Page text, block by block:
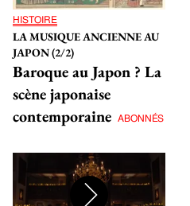
HISTOIRE
LA MUSIQUE ANCIENNE AU
JAPON (2/2)
Baroque au Japon ? La
scène japonaise
contemporaine ABONNÉS